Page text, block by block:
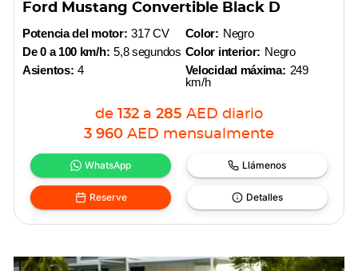
Ford Mustang Convertible Black D
Potencia del motor: 317 CV
De 0 a 100 km/h: 5,8 segundos
Asientos: 4
Color: Negro
Color interior: Negro
Velocidad máxima: 249
km/h
de 132 a 285 AED diario
3 960 AED mensualmente
WhatsApp Llámenos
Reserve Detalles